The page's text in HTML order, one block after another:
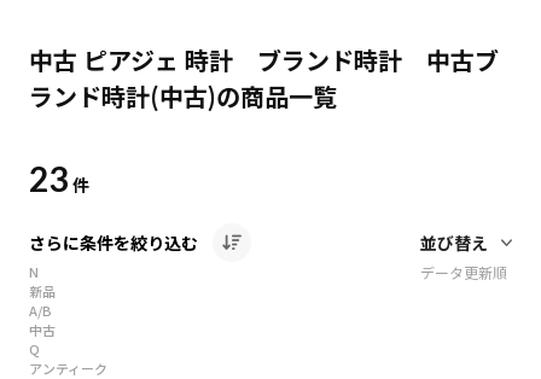
中古 ピアジェ 時計 ブランド時計 中古ブ
ランド時計(中古)の商品一覧
23 件
さらに条件を絞り込む
N
新品
A/B
中古
Q
アンティーク
データ更新順